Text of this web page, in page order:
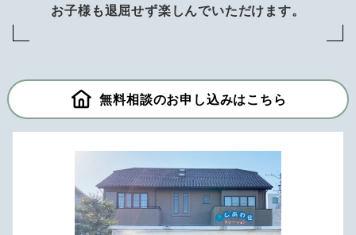
お子様も退屈せず楽しんでいただけます。
無料相談のお申し込みはこちら